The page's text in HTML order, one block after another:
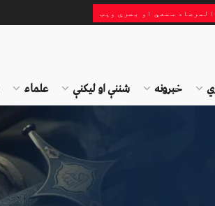
سمعي او بصري ویب
خبرونه شننې او لیکنې علماء